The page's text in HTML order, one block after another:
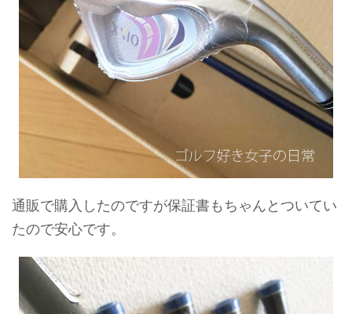
通販で購入したのですが保証書もちゃんとついてい
たので安心です。